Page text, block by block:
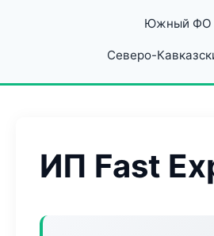
Южный ФО
Северо-
ИП Fast